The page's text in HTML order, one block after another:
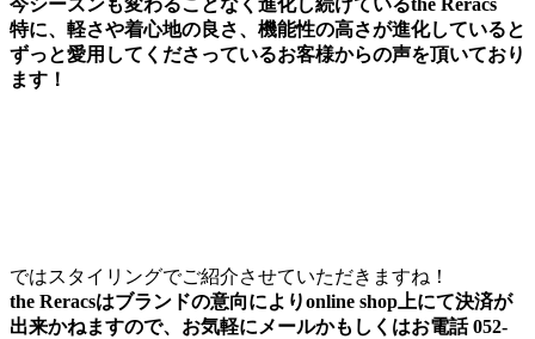
特に、軽さや着心地の良さ、機能性の高さが進化していると
ずっと愛用してくださっているお客様からの声を頂いており
ます！
ではスタイリングでご紹介させていただきますね！
the Reracsはブランドの意向によりonline shop上にて決済が
出来かねますので、お気軽にメールかもしくはお電話 052-